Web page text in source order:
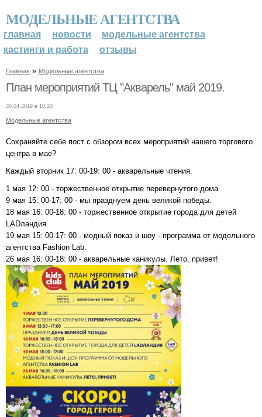
МОДЕЛЬНЫЕ АГЕНТСТВА
главная новости
модельные агентства
кастинги и работа
отзывы
Главная » Модельные агентства
План мероприятий ТЦ "Акварель" май 2019.
30.04.2019 в 10:20
Модельные агентства
Сохраняйте себе пост с обзором всех мероприятий нашего торгового
центра в мае?
Каждый вторник 17: 00-19: 00 - акварельные чтения.
1 мая 12: 00 - торжественное открытие перевернутого дома.
9 мая 15: 00-17: 00 - мы празднуем день великой победы.
18 мая 16: 00-18: 00 - торжественное открытие города для детей
LADландия.
19 мая 15: 00-17: 00 - модный показ и шоу - программа от модельного
агентства Fashion Lab.
26 мая 16: 00-18: 00 - акварельные каникулы. Лето, привет!